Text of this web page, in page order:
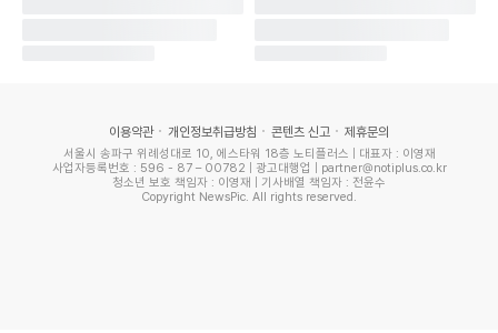
이드 집업’은 뛰어난 내구성과 UV 차단 기능을 갖춰 해변가나
워터파크에서 빠질 수 없는 아이템이다.
이용약관 개인정보취급방침 콘텐츠 신고 제휴문의
서울시 송파구 위례성대로 10, 에스타워 18층 노티플러스 | 대표자 : 이영재
사업자등록번호 : 596 - 87 – 00782 | 광고대행업 | partner@notiplus.co.kr
청소년 보호 책임자 : 이영재 | 기사배열 책임자 : 전윤수
Copyright NewsPic. All rights reserved.